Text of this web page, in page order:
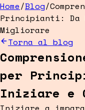
Home/Blog/
Principianti: Da
Migliorare
Torna al blog
per
Iniziare e